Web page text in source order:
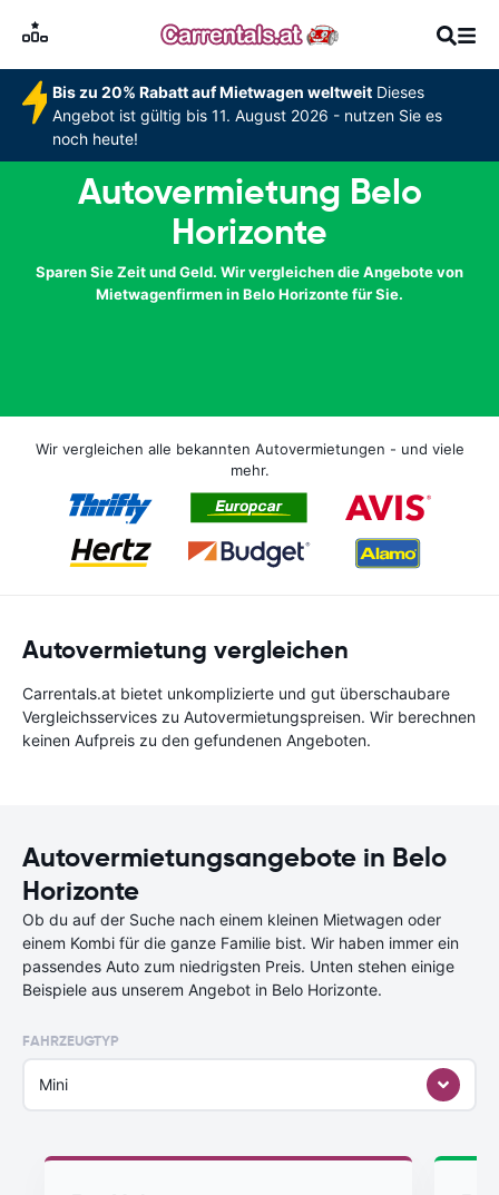
Bis zu 20% Rabatt auf Mietwagen weltweitDieses
Angebot ist gültig bis 11. August 2026 - nutzen Sie es
noch heute!
Autovermietung Belo
Horizonte
Sparen Sie Zeit und Geld. Wir vergleichen die Angebote von
Mietwagenfirmen in Belo Horizonte für Sie.
Wir vergleichen alle bekannten Autovermietungen - und viele
mehr.
Autovermietung vergleichen
Carrentals.at bietet unkomplizierte und gut überschaubare
Vergleichsservices zu Autovermietungspreisen. Wir berechnen
keinen Aufpreis zu den gefundenen Angeboten.
Autovermietungsangebote in Belo
Horizonte
Ob du auf der Suche nach einem kleinen Mietwagen oder
einem Kombi für die ganze Familie bist. Wir haben immer ein
passendes Auto zum niedrigsten Preis. Unten stehen einige
Beispiele aus unserem Angebot in Belo Horizonte.
FAHRZEUGTYP
Mini